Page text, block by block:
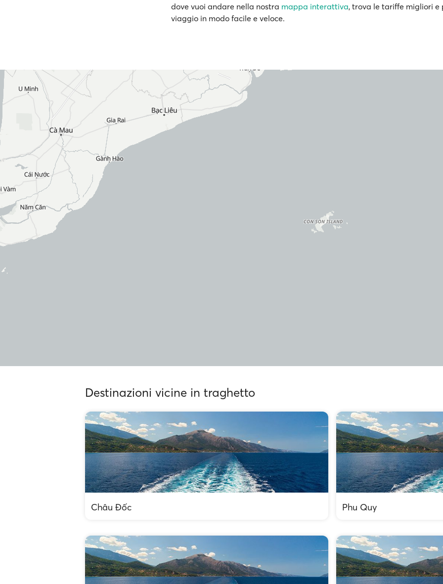
dove vuoi andare nella nostra mappa interattiva, trova le tariffe migliori e
viaggio in modo facile e veloce.
Destinazioni vicine in traghetto
Châu Đốc Phu Quy